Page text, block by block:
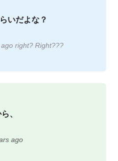
いだよな？
right? Right???
、
ago